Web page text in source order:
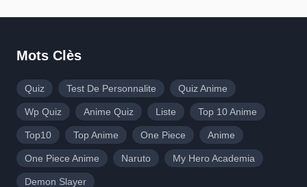
Mots Clès
Quiz Test De Personnalite Quiz Anime
Wp Quiz Anime Quiz Liste Top 10 Anime
Top10 Top Anime One Piece Anime
One Piece Anime Naruto My Hero Academia
Demon Slayer